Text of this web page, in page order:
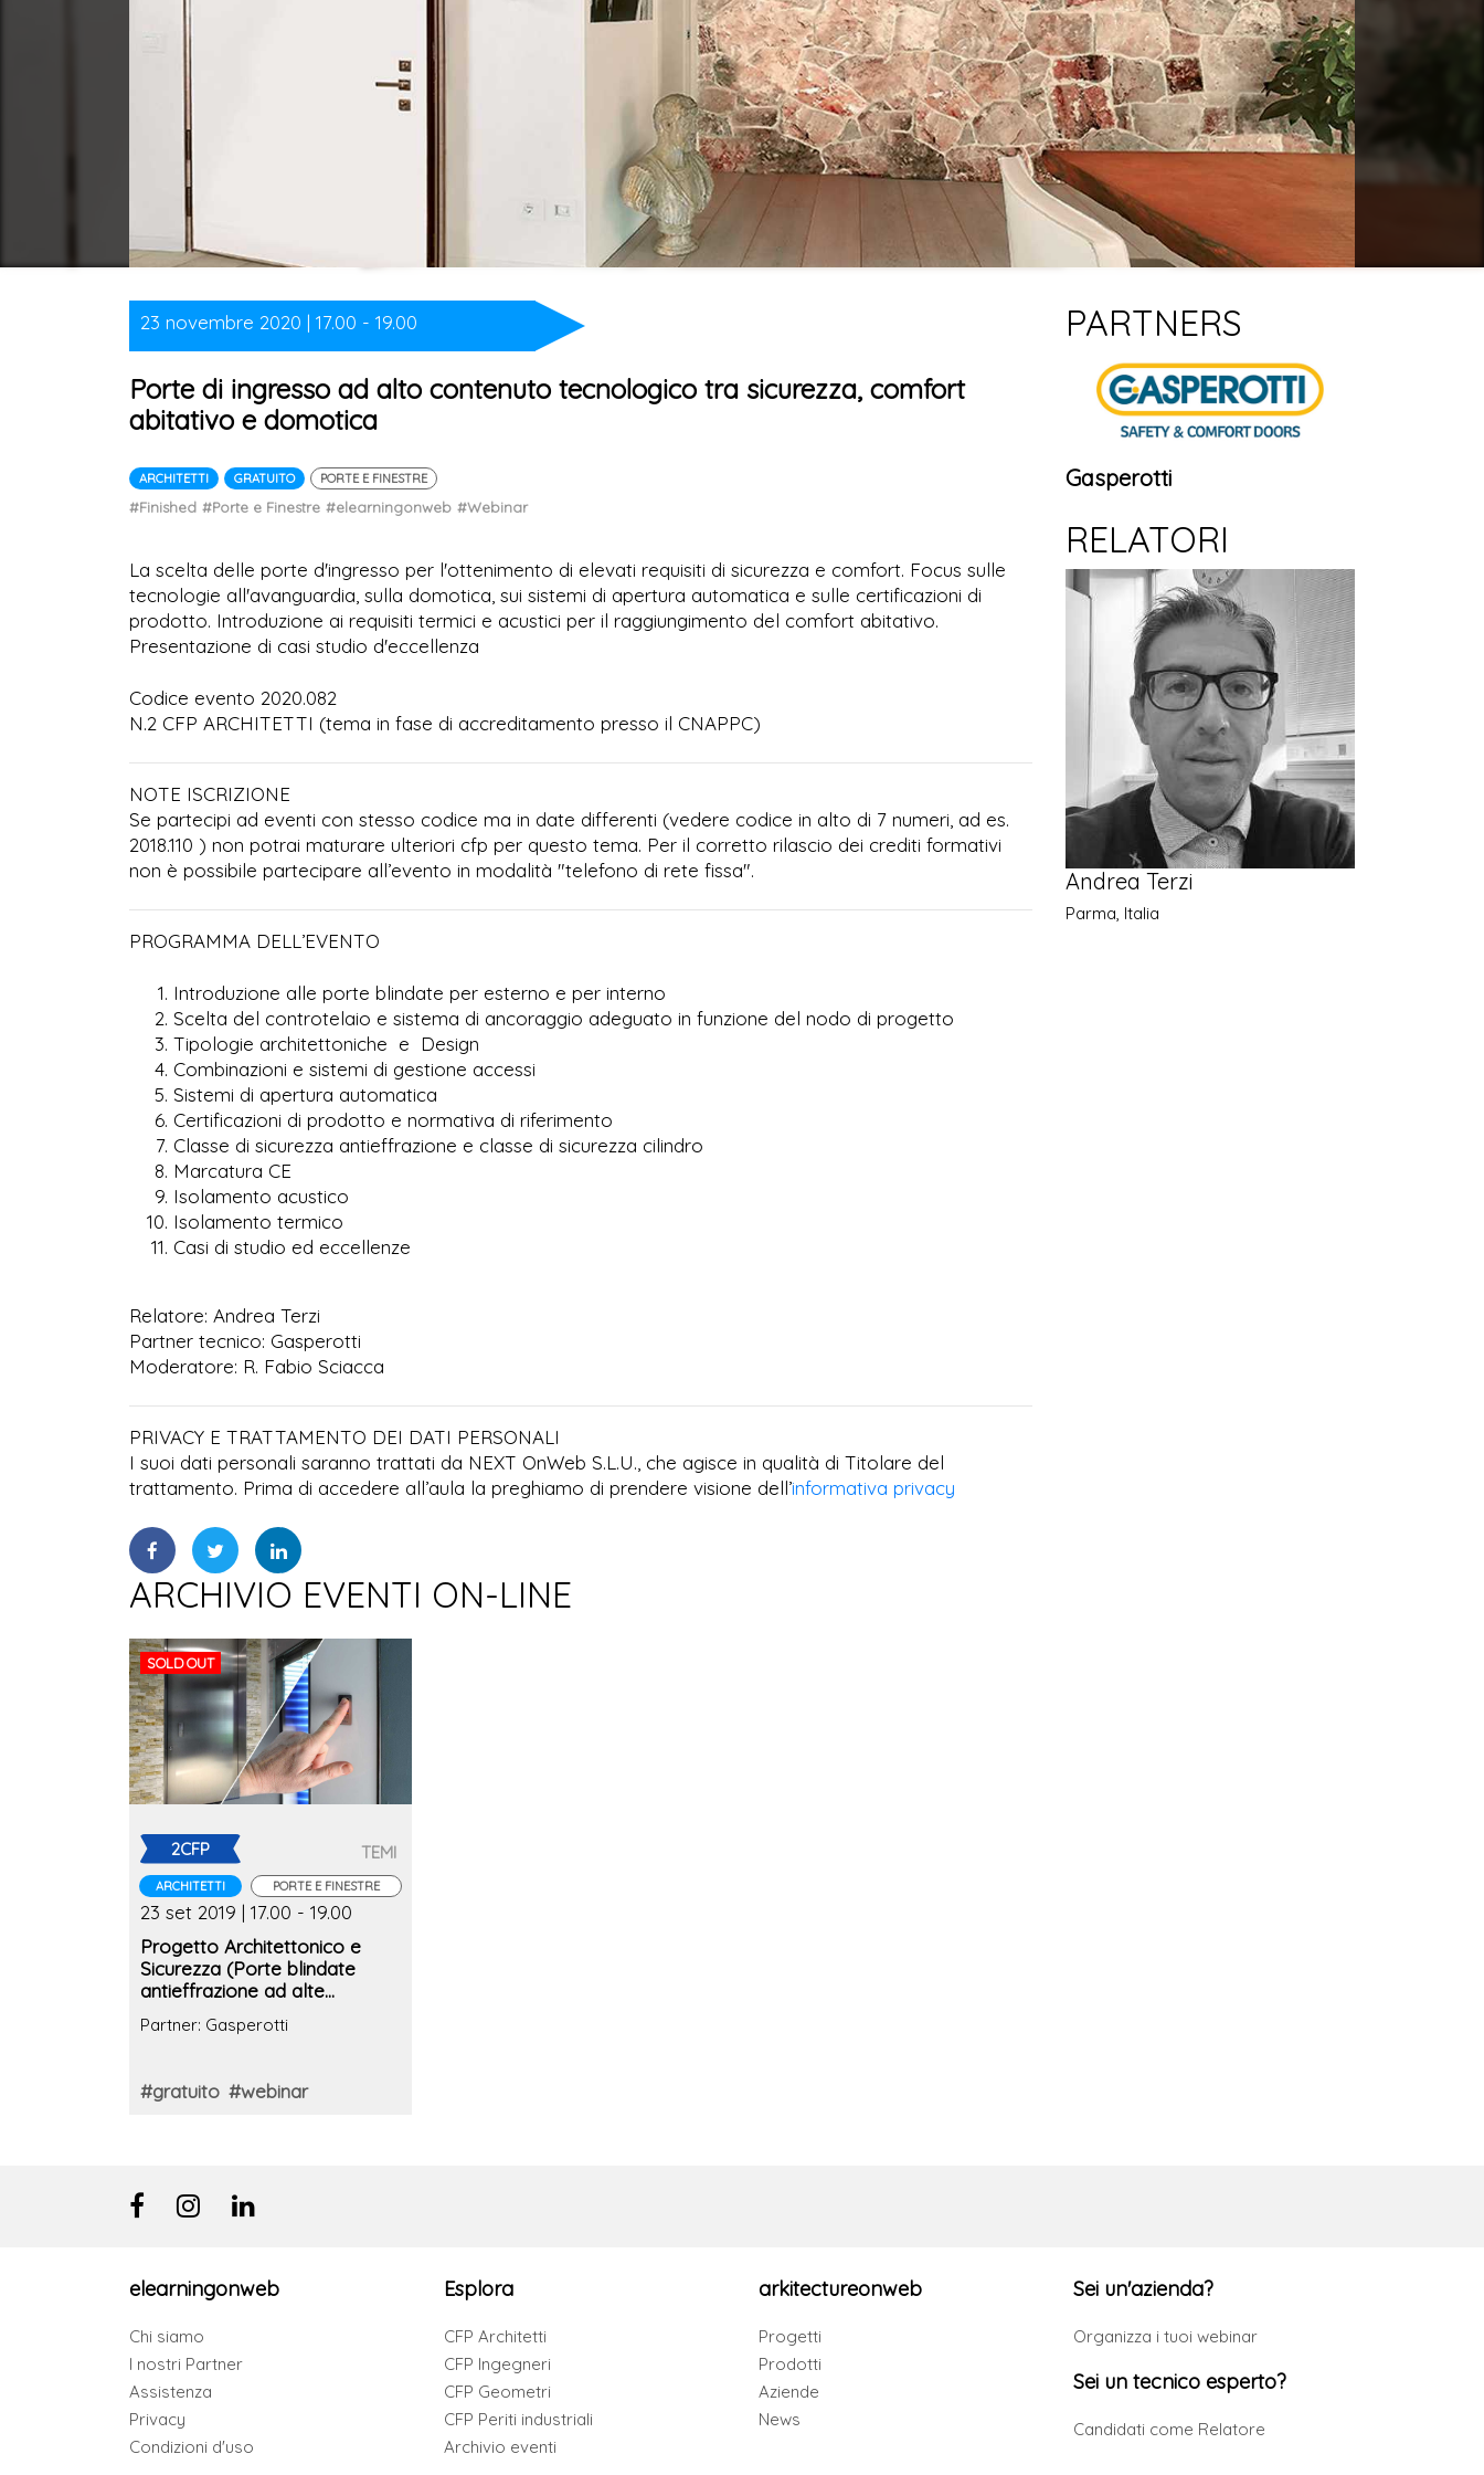
23 novembre 2020 | 17.00 - 19.00
Porte di ingresso ad alto contenuto tecnologico tra sicurezza, comfort
abitativo e domotica
ARCHITETTI GRATUITO PORTE E FINESTRE
#Finished #Porte e Finestre #elearningonweb #Webinar
La scelta delle porte d'ingresso per l'ottenimento di elevati requisiti di sicurezza e comfort. Focus sulle
tecnologie all'avanguardia, sulla domotica, sui sistemi di apertura automatica e sulle certificazioni di
prodotto. Introduzione ai requisiti termici e acustici per il raggiungimento del comfort abitativo.
Presentazione di casi studio d'eccellenza
Codice evento 2020.082
N.2 CFP ARCHITETTI (tema in fase di accreditamento presso il CNAPPC)
NOTE ISCRIZIONE
Se partecipi ad eventi con stesso codice ma in date differenti (vedere codice in alto di 7 numeri, ad es.
2018.110 ) non potrai maturare ulteriori cfp per questo tema. Per il corretto rilascio dei crediti formativi
non è possibile partecipare all’evento in modalità "telefono di rete fissa".
PROGRAMMA DELL’EVENTO
Introduzione alle porte blindate per esterno e per interno
Scelta del controtelaio e sistema di ancoraggio adeguato in funzione del nodo di progetto
Tipologie architettoniche e Design
Combinazioni e sistemi di gestione accessi
Sistemi di apertura automatica
Certificazioni di prodotto e normativa di riferimento
Classe di sicurezza antieffrazione e classe di sicurezza cilindro
Marcatura CE
Isolamento acustico
Isolamento termico
Casi di studio ed eccellenze
Relatore: Andrea Terzi
Partner tecnico: Gasperotti
Moderatore: R. Fabio Sciacca
PRIVACY E TRATTAMENTO DEI DATI PERSONALI
I suoi dati personali saranno trattati da NEXT OnWeb S.L.U., che agisce in qualità di Titolare del
trattamento. Prima di accedere all’aula la preghiamo di prendere visione dell’informativa privacy
ARCHIVIO EVENTI ON-LINE
SOLD OUT
2CFP
ARCHITETTI
TEMI
PORTE E FINESTRE
23 set 2019 | 17.00 - 19.00
Progetto Architettonico e
Sicurezza (Porte blindate
antieffrazione ad alte
Partner: Gasperotti
#gratuito #webinar
PARTNERS
Gasperotti
RELATORI
Andrea Terzi
Parma, Italia
elearningonweb
Chi siamo
I nostri Partner
Assistenza
Privacy
Condizioni d'uso
Esplora
CFP Architetti
CFP Ingegneri
CFP Geometri
CFP Periti industriali
Archivio eventi
arkitectureonweb
Progetti
Prodotti
Aziende
News
Sei un'azienda?
Organizza i tuoi webinar
Sei un tecnico esperto?
Candidati come Relatore